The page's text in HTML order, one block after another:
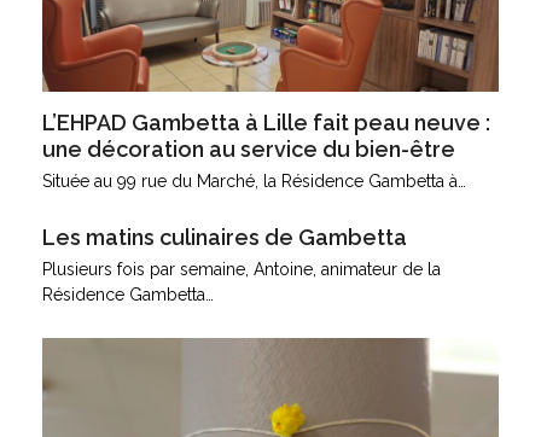
L’EHPAD Gambetta à Lille fait peau neuve :
une décoration au service du bien-être
Située au 99 rue du Marché, la Résidence Gambetta à…
Les matins culinaires de Gambetta
Plusieurs fois par semaine, Antoine, animateur de la
Résidence Gambetta…